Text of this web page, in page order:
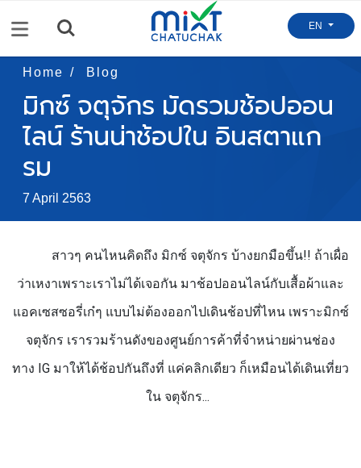
EN
Home Blog
มิกซ์ จตุจักร มัดรวมช้อปออน
ไลน์ ร้านน่าช้อปใน อินสตาแก
รม
7 April 2563
สาวๆ คนไหนคิดถึง มิกซ์ จตุจักร บ้างยกมือขึ้น!! ถ้าเผื่อ
ว่าเหงาเพราะเราไม่ได้เจอกัน มาช้อปออนไลน์กับเสื้อผ้าและ
แอคเซสซอรี่เก๋ๆ แบบไม่ต้องออกไปเดินช้อปที่ไหน เพราะมิกซ์
จตุจักร เรารวมร้านดังของศูนย์การค้าที่จำหน่ายผ่านช่อง
ทาง IG มาให้ได้ช้อปกันถึงที่ แค่คลิกเดียว ก็เหมือนได้เดินเที่ยว
ใน จตุจักร...